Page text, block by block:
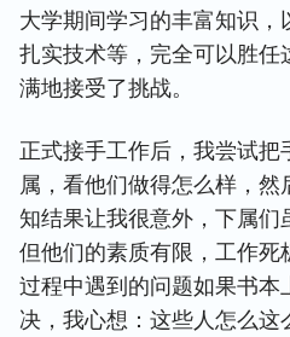
大学期间学习的丰富知识，
扎实技术等，完全可以胜任
满地接受了挑战。
正式接手工作后，我尝试把
属，看他们做得怎么样，
知结果让我很意外，下属们
但他们的素质有限，工作死
过程中遇到的问题如果书本
决，我心想：这些人怎么